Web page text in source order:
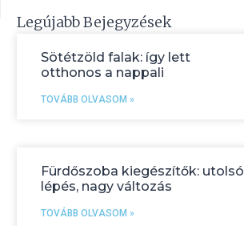
Legújabb Bejegyzések
Sötétzöld falak: így lett
otthonos a nappali
TOVÁBB OLVASOM »
Fürdőszoba kiegészítők: utolsó
lépés, nagy változás
TOVÁBB OLVASOM »